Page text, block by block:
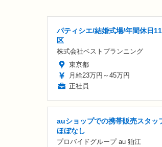
パティシエ/結婚式場/年間休日
区
株式会社ベストプランニング
東京都
月給23万円～45万円
正社員
auショップでの携帯販売スタッ
ほぼなし
プロバイドグループ au 狛江